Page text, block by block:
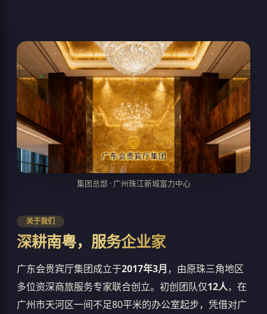
集团总部 · 广州珠江新城富力中心
关于我们
深耕南粤，服务企业家
广东会贵宾厅集团成立于2017年3月，由原珠三角地区
多位资深商旅服务专家联合创立。初创团队仅12人，在
广州市天河区一间不足80平米的办公室起步，凭借对广